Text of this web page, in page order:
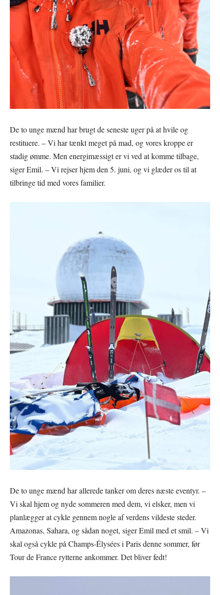
De to unge mænd har brugt de seneste uger på at hvile og
restituere. – Vi har tænkt meget på mad, og vores kroppe er
stadig ømme. Men energimæssigt er vi ved at komme tilbage,
siger Emil. – Vi rejser hjem den 5. juni, og vi glæder os til at
tilbringe tid med vores familier.
De to unge mænd har allerede tanker om deres næste eventyr. –
Vi skal hjem og nyde sommeren med dem, vi elsker, men vi
planlægger at cykle gennem nogle af verdens vildeste steder.
Amazonas, Sahara, og sådan noget, siger Emil med et smil. – Vi
skal også cykle på Champs-Élysées i Paris denne sommer, før
Tour de France rytterne ankommer. Det bliver fedt!